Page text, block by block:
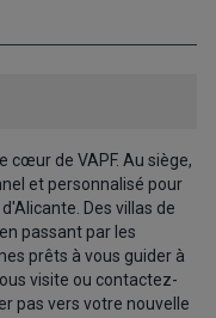
cœur de VAPF. Au siège,
et personnalisé pour
Des villas de
passant par les
prêts à vous guider à
visite ou contactez-
pas vers votre nouvelle